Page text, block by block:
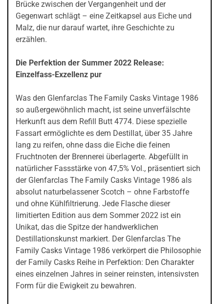
Brücke zwischen der Vergangenheit und der
Gegenwart schlägt – eine Zeitkapsel aus Eiche und
Malz, die nur darauf wartet, ihre Geschichte zu
erzählen.
Die Perfektion der Summer 2022 Release:
Einzelfass-Exzellenz pur
Was den Glenfarclas The Family Casks Vintage 1986
so außergewöhnlich macht, ist seine unverfälschte
Herkunft aus dem Refill Butt 4774. Diese spezielle
Fassart ermöglichte es dem Destillat, über 35 Jahre
lang zu reifen, ohne dass die Eiche die feinen
Fruchtnoten der Brennerei überlagerte. Abgefüllt in
natürlicher Fassstärke von 47,5% Vol., präsentiert sich
der Glenfarclas The Family Casks Vintage 1986 als
absolut naturbelassener Scotch – ohne Farbstoffe
und ohne Kühlfiltrierung. Jede Flasche dieser
limitierten Edition aus dem Sommer 2022 ist ein
Unikat, das die Spitze der handwerklichen
Destillationskunst markiert. Der Glenfarclas The
Family Casks Vintage 1986 verkörpert die Philosophie
der Family Casks Reihe in Perfektion: Den Charakter
eines einzelnen Jahres in seiner reinsten, intensivsten
Form für die Ewigkeit zu bewahren.